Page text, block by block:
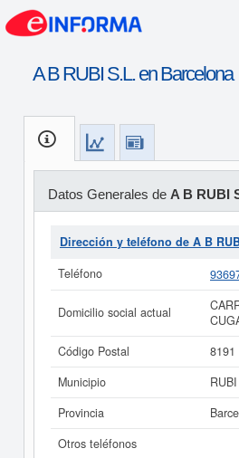
A B RUBI S.L. en Barcelona
Datos Generales de A B RUBI
Dirección y teléfono de A B
Teléfono
Domicilio social actual
Código Postal
8191
Municipio
RUBI
Provincia
Otros teléfonos